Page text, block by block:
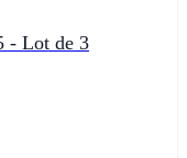
- Lot de 3